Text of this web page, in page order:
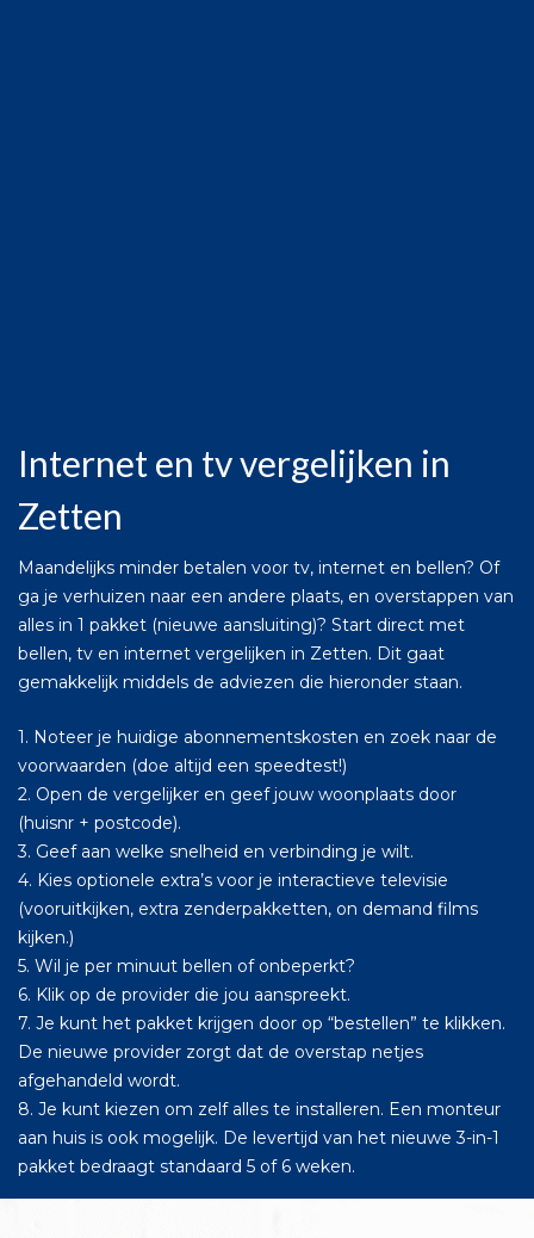
Internet en tv vergelijken in
Zetten
Maandelijks minder betalen voor tv, internet en bellen? Of
ga je verhuizen naar een andere plaats, en overstappen van
alles in 1 pakket (nieuwe aansluiting)? Start direct met
bellen, tv en internet vergelijken in Zetten. Dit gaat
gemakkelijk middels de adviezen die hieronder staan.
1. Noteer je huidige abonnementskosten en zoek naar de
voorwaarden (doe altijd een speedtest!)
2. Open de vergelijker en geef jouw woonplaats door
(huisnr + postcode).
3. Geef aan welke snelheid en verbinding je wilt.
4. Kies optionele extra’s voor je interactieve televisie
(vooruitkijken, extra zenderpakketten, on demand films
kijken.)
5. Wil je per minuut bellen of onbeperkt?
6. Klik op de provider die jou aanspreekt.
7. Je kunt het pakket krijgen door op “bestellen” te klikken.
De nieuwe provider zorgt dat de overstap netjes
afgehandeld wordt.
8. Je kunt kiezen om zelf alles te installeren. Een monteur
aan huis is ook mogelijk. De levertijd van het nieuwe 3-in-1
pakket bedraagt standaard 5 of 6 weken.